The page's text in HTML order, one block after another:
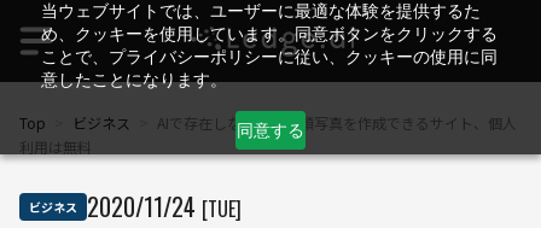
当ウェブサイトでは、ユーザーに最適な体験を提供するた
め、クッキーを使用しています。同意ボタンをクリックする
ことで、プライバシーポリシーに従い、クッキーの使用に同
意したことになります。
同意する
Top ビジネス
AIで存在しない人物の顔写真を作成できるサイト、個人
利用は無料
ビジネス 2020/11/24 [TUE]